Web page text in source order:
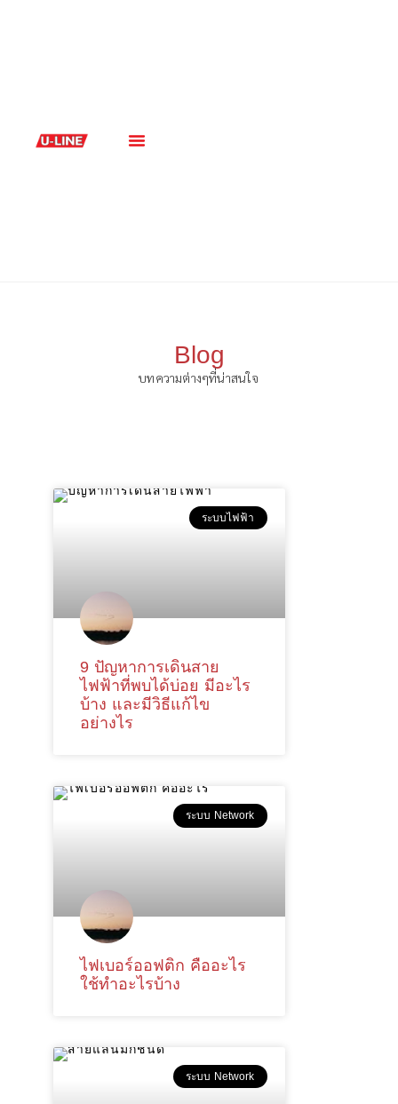
Blog
บทความต่างๆที่น่าสนใจ
ระบบไฟฟ้า
9 ปัญหาการเดินสาย
ไฟฟ้าที่พบได้บ่อย มีอะไร
บ้าง และมีวิธีแก้ไข
อย่างไร
ระบบ Network
ไฟเบอร์ออฟติก คืออะไร
ใช้ทำอะไรบ้าง
ระบบ Network